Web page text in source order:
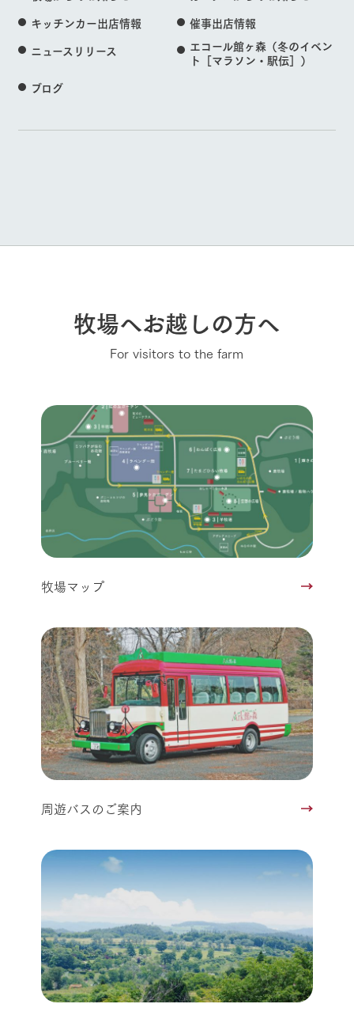
キッチンカー出店情報
催事出店情報
ニュースリリース
エコール館ヶ森（冬のイベン
ト［マラソン・駅伝］）
ブログ
牧場へお越しの方へ
For visitors to the farm
牧場マップ
周遊バスのご案内